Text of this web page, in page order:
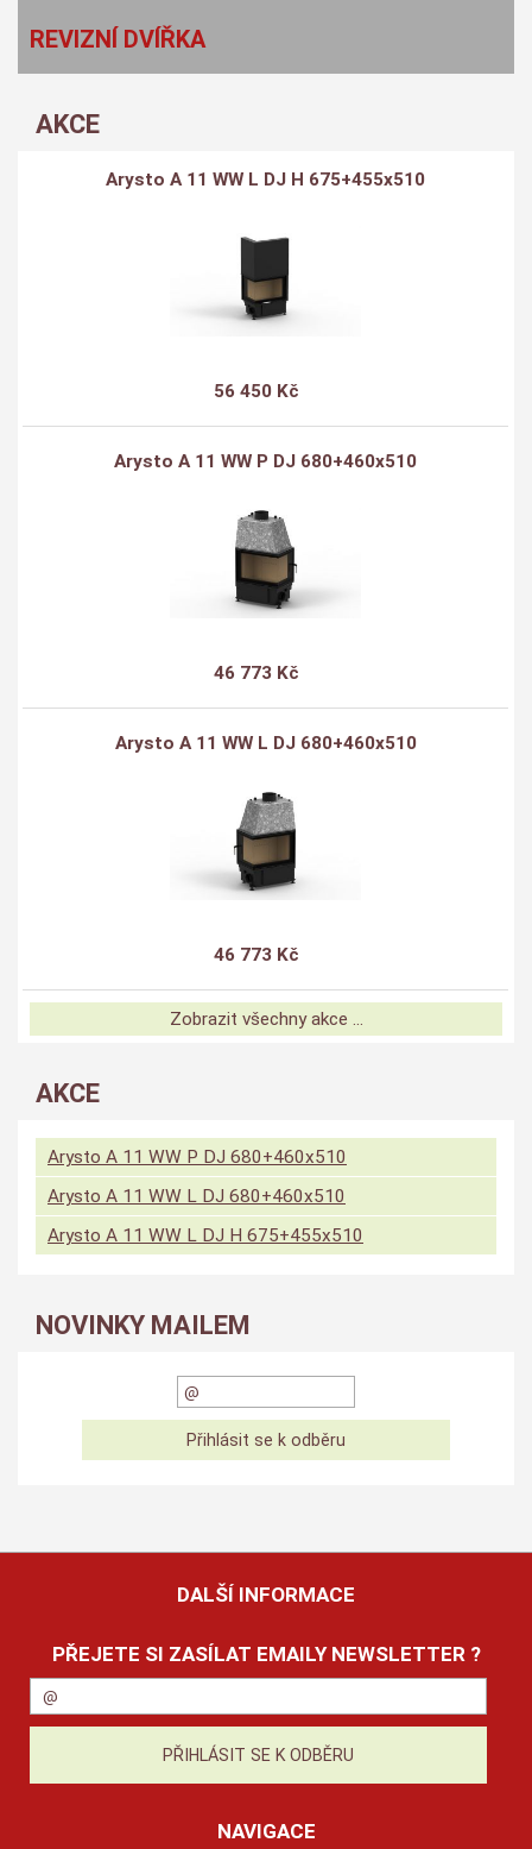
REVIZNÍ DVÍŘKA
AKCE
Arysto A 11 WW L DJ H 675+455x510
56 450 Kč
Arysto A 11 WW P DJ 680+460x510
46 773 Kč
Arysto A 11 WW L DJ 680+460x510
46 773 Kč
Zobrazit všechny akce ...
AKCE
Arysto A 11 WW P DJ 680+460x510
Arysto A 11 WW L DJ 680+460x510
Arysto A 11 WW L DJ H 675+455x510
NOVINKY MAILEM
DALŠÍ INFORMACE
PŘEJETE SI ZASÍLAT EMAILY NEWSLETTER ?
NAVIGACE